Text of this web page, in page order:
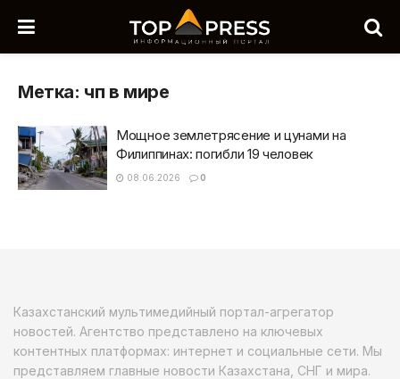
Метка: чп в мире
Мощное землетрясение и цунами на
Филиппинах: погибли 19 человек
08.06.2026 0
Казахстанский мультимедийный портал-агрегатор
новостей. Агентство представлено на ключевых
контентных платформах: интернет и социальные сети. Мы
представляем главные новости Казахстана, СНГ и мира.